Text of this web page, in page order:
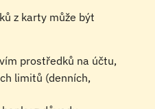
z karty může být
prostředků na účtu,
limitů (denních,